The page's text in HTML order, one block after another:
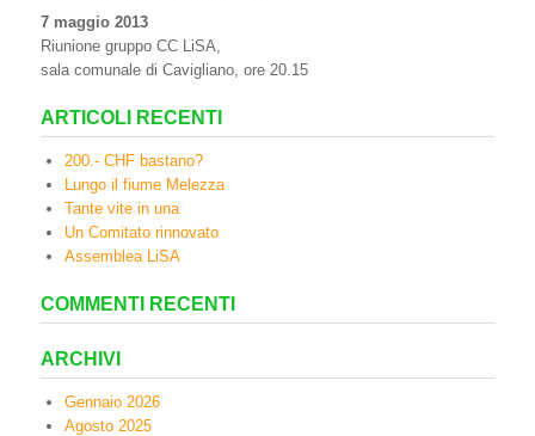
7 maggio 2013
Riunione gruppo CC LiSA,
sala comunale di Cavigliano, ore 20.15
ARTICOLI RECENTI
200.- CHF bastano?
Lungo il fiume Melezza
Tante vite in una
Un Comitato rinnovato
Assemblea LiSA
COMMENTI RECENTI
ARCHIVI
Gennaio 2026
Agosto 2025